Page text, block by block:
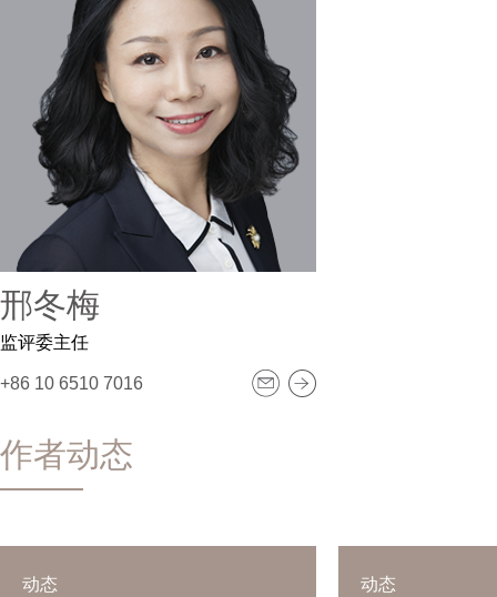
邢冬梅
监评委主任
+86 10 6510 7016
专注于银行与金融、资本市场与证券、收购与
兼并等业务，常年保持着金融法律服务市场和
其承办的客户包括中信集团、华润集团、国投
银行，以及红杉资本等外资风险和股权投资基
金等。
作者动态
动态 动态